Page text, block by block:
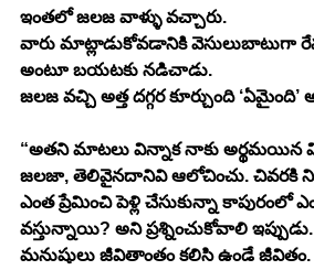
ఇంతలో జలజ వాళ్ళు వచ్చారు.
వారు మాట్లాడుకోవడానికి వెసులుబాటుగా
అంటూ బయటకు నడిచాడు.
జలజ వచ్చి అత్త దగ్గర కూర్చుంది ‘ఏమైంది’
“అతని మాటలు విన్నాక నాకు అర్థమయిన
జలజా, తెలివైనదానివి ఆలోచించు. చివరకి
ఎంత ప్రేమించి పెళ్లి చేసుకున్నా కాపురంలో
వస్తున్నాయి? అని ప్రశ్నించుకోవాలి ఇప్పుడు.
మనుషులు జీవితాంతం కలిసి ఉండే జీవితం.